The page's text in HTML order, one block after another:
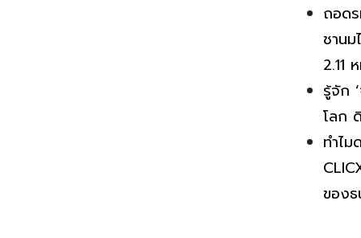
ถอด
ชาน
2.11
รู้จัก
โลก
ทำไม
ของธ